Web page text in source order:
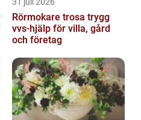
Rörmokare trosa trygg
vvs-hjälp för villa, gård
och företag